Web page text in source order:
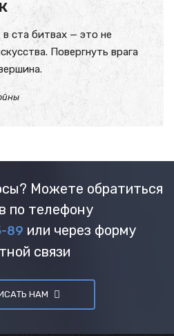
ста битвах — это не
Повергнуть врага
Можете обратиться
по телефону
89 или через форму
связи
НАМ